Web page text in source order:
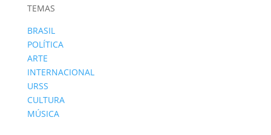
TEMAS
BRASIL
POLÍTICA
ARTE
INTERNACIONAL
URSS
CULTURA
MÚSICA